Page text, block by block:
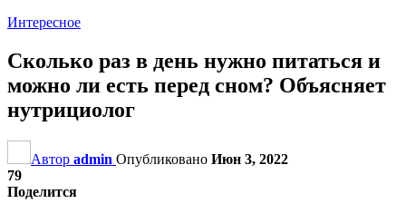
Интересное
Сколько раз в день нужно питаться и
можно ли есть перед сном? Объясняет
нутрициолог
Автор admin Опубликовано Июн 3, 2022
79
Поделится